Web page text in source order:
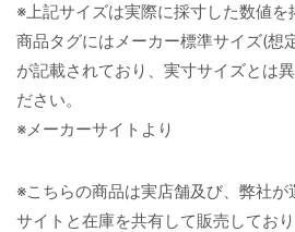
※上記サイズは実際に採寸した数値を
商品タグにはメーカー標準サイズ(想
が記載されており、実寸サイズとは
ださい。
※メーカーサイトより
※こちらの商品は実店舗及び、弊社
サイトと在庫を共有して販売しており